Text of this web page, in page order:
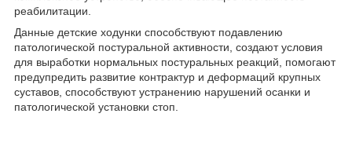
реабилитации.
Данные детские ходунки способствуют подавлению
патологической постуральной активности, создают условия
для выработки нормальных постуральных реакций, помогают
предупредить развитие контрактур и деформаций крупных
суставов, способствуют устранению нарушений осанки и
патологической установки стоп.